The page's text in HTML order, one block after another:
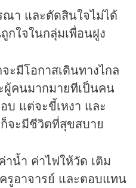
า และตัดสินใจไม่ได้
ใจในกลุ่มเพื่อนฝูง
ะมีโอกาสเดินทางไกล
คนมากมายทีเป็นคน
บ แต่จะขี้เหงา และ
จะมีชีวิตที่สุขสบาย
น้ำ ค่าไฟให้วัด เติม
รูอาจารย์ และตอบแทน